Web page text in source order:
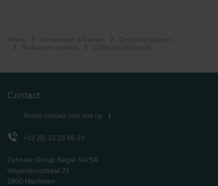
Contact
Neem contact met ons op
+32 (0) 15 28 05 10
Zehnder Group België NV/SA
Wayenborgstraat 21
2800 Mechelen